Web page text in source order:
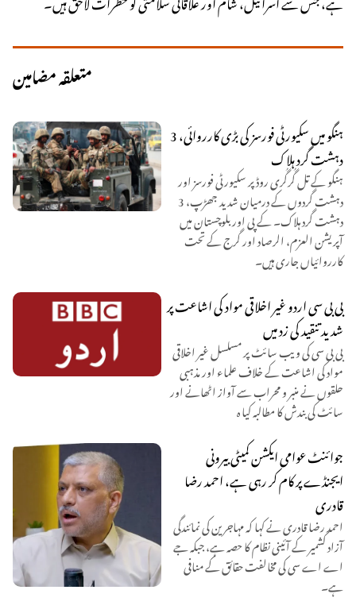
متعلقہ مضامین
ہنگو میں سکیورٹی فورسز کی بڑی کارروائی، 3
دہشت گرد ہلاک
ہنگو کے تل گُرگُری روڈ پر سکیورٹی فورسز اور
دہشت گردوں کے درمیان شدید جھڑپ، 3
دہشت گرد ہلاک۔ کے پی اور بلوچستان میں
آپریشن العزم، الرصاد اور گرج کے تحت
کارروائیاں جاری ہیں۔
بی بی سی اردو غیر اخلاقی مواد کی اشاعت پر
شدید تنقید کی زد میں
بی بی سی کی ویب سائٹ پر مسلسل غیر اخلاقی
مواد کی اشاعت کے خلاف علماء اور مذہبی
حلقوں نے منبر و محراب سے آواز اٹھانے اور
سائٹ کی بندش کا مطالبہ کیا ہ
جوائنٹ عوامی ایکشن کمیٹی بیرونی
ایجنڈے پر کام کر رہی ہے، احمد رضا
قادری
احمد رضا قادری نے کہا کہ مہاجرین کی نمائندگی
آزاد کشمیر کے آئینی نظام کا حصہ ہے، جبکہ جے
اے اے سی کی مخالفت حقائق کے منافی
ہے۔